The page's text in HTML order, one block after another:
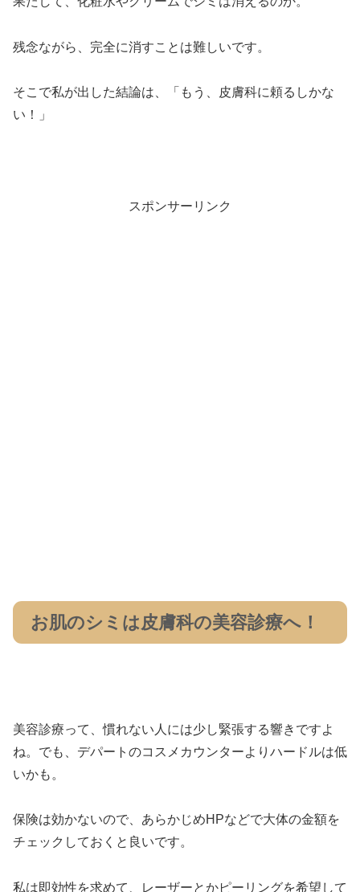
残念ながら、完全に消すことは難しいです。
そこで私が出した結論は、「もう、皮膚科に頼るしかな
い！」
スポンサーリンク
お肌のシミは皮膚科の美容診療へ！
美容診療って、慣れない人には少し緊張する響きですよ
ね。でも、デパートのコスメカウンターよりハードルは低
いかも。
保険は効かないので、あらかじめHPなどで大体の金額を
チェックしておくと良いです。
私は即効性を求めて、レーザーとかピーリングを希望して